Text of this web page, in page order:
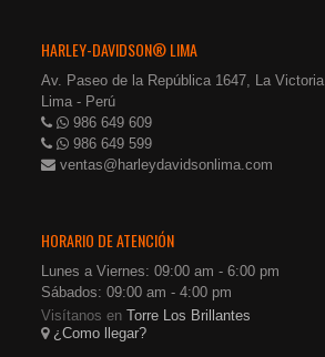
HARLEY-DAVIDSON® LIMA
Av. Paseo de la República 1647, La Victoria
Lima - Perú
986 649 609
986 649 599
ventas@harleydavidsonlima.com
HORARIO DE ATENCIÓN
Lunes a Viernes: 09:00 am - 6:00 pm
Sábados: 09:00 am - 4:00 pm
Visítanos enTorre Los Brillantes
¿Como llegar?